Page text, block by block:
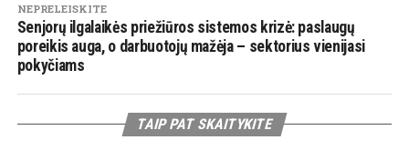
NEPRELEISKITE
Senjorų ilgalaikės priežiūros sistemos krizė: paslaugų
poreikis auga, o darbuotojų mažėja – sektorius vienijasi
pokyčiams
TAIP PAT SKAITYKITE